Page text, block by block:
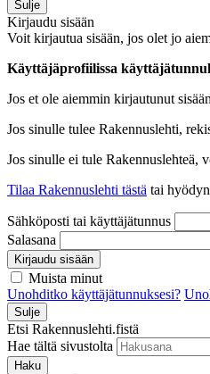
Sulje
Kirjaudu sisään
Voit kirjautua sisään, jos olet jo
Käyttäjäprofiilissa
Jos et ole aiemmin kirjautunut
Jos sinulle tulee Rakennuslehti,
Jos sinulle ei tule Rakennuslehteä,
Tilaa Rakennuslehti tästä tai
Sähköposti tai käyttäjätunnus
Salasana
Kirjaudu sisään
Muista minut
Unohditko käyttäjätunnuksesi?
Sulje
Etsi Rakennuslehti.fistä
Hae tältä sivustolta
Haku